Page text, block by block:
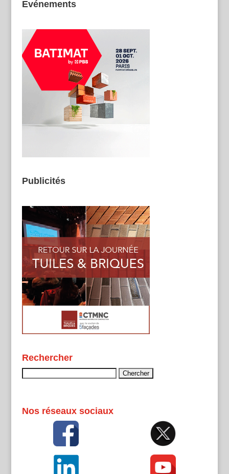
Evénements
Publicités
Rechercher
Nos réseaux sociaux